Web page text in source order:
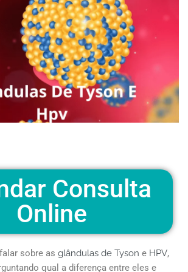
Consulta
Online
sobre as glândulas de Tyson e HPV,
qual a diferença entre eles e